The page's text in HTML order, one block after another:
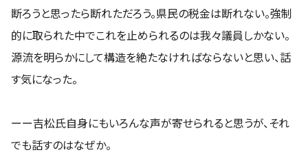
断ろうと思ったら断れただろう。県民の税金は断れない。強制
的に取られた中でこれを止められるのは我々議員しかない。
源流を明らかにして構造を絶たなければならないと思い、話
す気になった。
ーー吉松氏自身にもいろんな声が寄せられると思うが、それ
でも話すのはなぜか。